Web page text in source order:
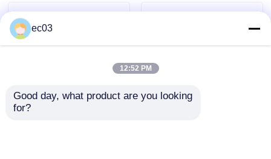
Телевизор QLED
ec03
12:52 PM
Good day, what product are you looking
for?